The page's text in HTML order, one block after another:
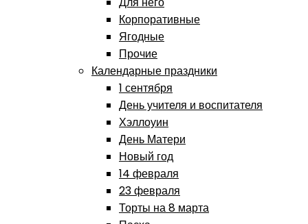
Корпоративные
Ягодные
Прочие
Календарные праздники
1 сентября
День учителя и воспитателя
Хэллоуин
День Матери
Новый год
14 февраля
23 февраля
Торты на 8 марта